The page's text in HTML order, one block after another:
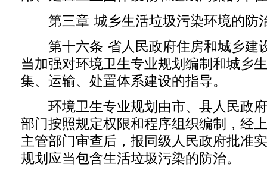
第三章 城乡生活垃圾污染环境的防
第十六条 省人民政府住房和城乡建
当加强对环境卫生专业规划编制和城乡
集、运输、处置体系建设的指导。
环境卫生专业规划由市、县人民政
部门按照规定权限和程序组织编制，经
主管部门审查后，报同级人民政府批准
规划应当包含生活垃圾污染的防治。